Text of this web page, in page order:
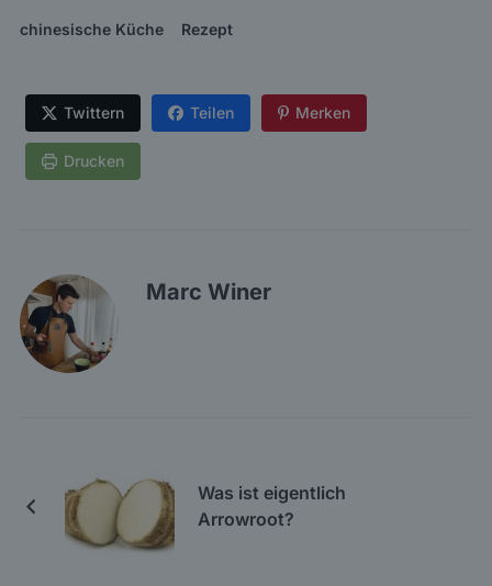
chinesische Küche Rezept
Twittern Teilen Merken
Drucken
Marc Winer
Was ist eigentlich
Arrowroot?